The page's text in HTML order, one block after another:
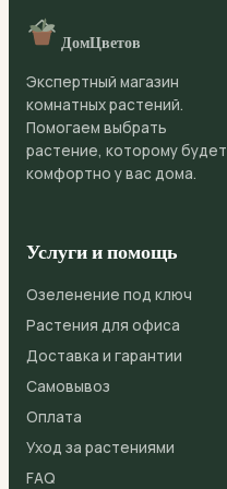
ДомЦветов
Экспертный магазин
комнатных растений.
Помогаем выбрать
растение, которому будет
комфортно у вас дома.
Услуги и помощь
Озеленение под ключ
Растения для офиса
Доставка и гарантии
Самовывоз
Оплата
Уход за растениями
FAQ